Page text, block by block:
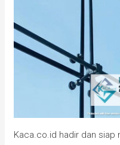
Kaca.co.id hadir dan siap